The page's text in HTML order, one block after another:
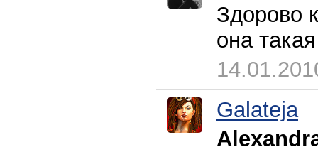
Здорово
она
Galateja